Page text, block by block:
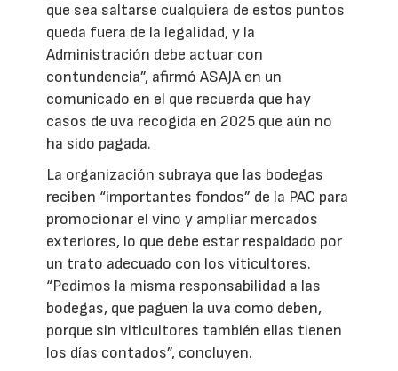
que sea saltarse cualquiera de estos puntos
queda fuera de la legalidad, y la
Administración debe actuar con
contundencia”, afirmó ASAJA en un
comunicado en el que recuerda que hay
casos de uva recogida en 2025 que aún no
ha sido pagada.
La organización subraya que las bodegas
reciben “importantes fondos” de la PAC para
promocionar el vino y ampliar mercados
exteriores, lo que debe estar respaldado por
un trato adecuado con los viticultores.
“Pedimos la misma responsabilidad a las
bodegas, que paguen la uva como deben,
porque sin viticultores también ellas tienen
los días contados”, concluyen.